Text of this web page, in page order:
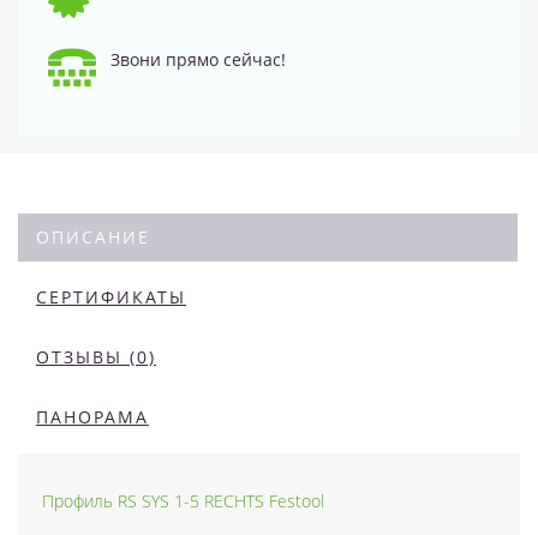
Звони прямо сейчас!
ОПИСАНИЕ
СЕРТИФИКАТЫ
ОТЗЫВЫ (0)
ПАНОРАМА
Профиль RS SYS 1-5 RECHTS Festool